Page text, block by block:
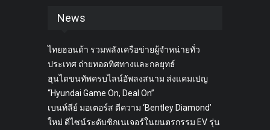
News
ไทยฮอนด้า รวมพลังเครือข่ายผู้จำหน่ายทั่ว
ประเทศ ถ่ายทอดทิศทางและกลยุทธ์
ฮุนไดขนทัพครบไลน์อัพลงสนาม ส่งแคมเปญ
“Hyundai Game On, Deal On”
เบนท์ลีย์ มอเตอร์ส ตีความ ‘Bentley Diamond’
ใหม่ ดีไซน์ระดับซิกเนเจอร์ในยนตรกรรม EV รุ่น